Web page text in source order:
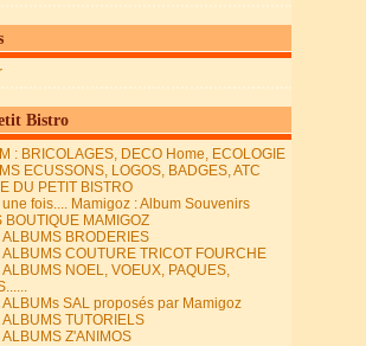
Bistro
: BRICOLAGES, DECO Home, ECOLOGIE
ECUSSONS, LOGOS, BADGES, ATC
DU PETIT BISTRO
fois.... Mamigoz : Album Souvenirs
BOUTIQUE MAMIGOZ
ALBUMS BRODERIES
ALBUMS COUTURE TRICOT FOURCHE
ALBUMS NOEL, VOEUX, PAQUES,
ALBUMs SAL proposés par Mamigoz
ALBUMS TUTORIELS
ALBUMS Z'ANIMOS